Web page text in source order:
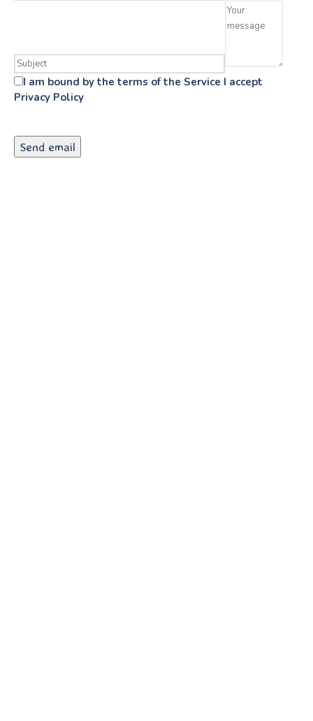
I am bound by the terms of the Service I accept
Privacy Policy